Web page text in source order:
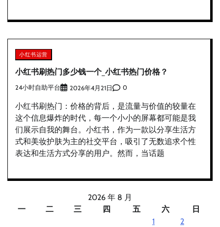
小红书运营
小红书刷热门多少钱一个_小红书热门价格？
24小时自助平台 2026年4月21日 0
小红书刷热门：价格的背后，是流量与价值的较量在
这个信息爆炸的时代，每一个小小的屏幕都可能是我
们展示自我的舞台。小红书，作为一款以分享生活方
式和美妆护肤为主的社交平台，吸引了无数追求个性
表达和生活方式分享的用户。然而，当话题
2026 年 8 月
一
二 三 四 五 六
日
1
2